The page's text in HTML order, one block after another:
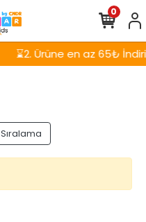
⌛2. Ürüne en az 65₺
0
Sıralama